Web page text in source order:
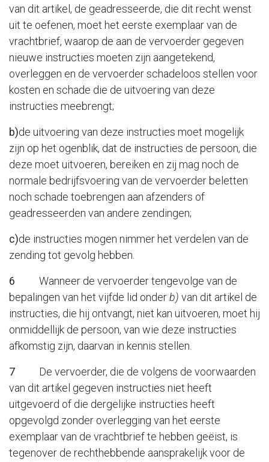
van dit artikel, de geadresseerde, die dit recht wenst
uit te oefenen, moet het eerste exemplaar van de
vrachtbrief, waarop de aan de vervoerder gegeven
nieuwe instructies moeten zijn aangetekend,
overleggen en de vervoerder schadeloos stellen voor
kosten en schade die de uitvoering van deze
instructies meebrengt;
b)de uitvoering van deze instructies moet mogelijk
zijn op het ogenblik, dat de instructies de persoon, die
deze moet uitvoeren, bereiken en zij mag noch de
normale bedrijfsvoering van de vervoerder beletten
noch schade toebrengen aan afzenders of
geadresseerden van andere zendingen;
c)de instructies mogen nimmer het verdelen van de
zending tot gevolg hebben.
6
Wanneer de vervoerder tengevolge van de
bepalingen van het vijfde lid onderb) van dit artikel de
instructies, die hij ontvangt, niet kan uitvoeren, moet hij
onmiddellijk de persoon, van wie deze instructies
afkomstig zijn, daarvan in kennis stellen.
7
De vervoerder, die de volgens de voorwaarden
van dit artikel gegeven instructies niet heeft
uitgevoerd of die dergelijke instructies heeft
opgevolgd zonder overlegging van het eerste
exemplaar van de vrachtbrief te hebben geëist, is
tegenover de rechthebbende aansprakelijk voor de